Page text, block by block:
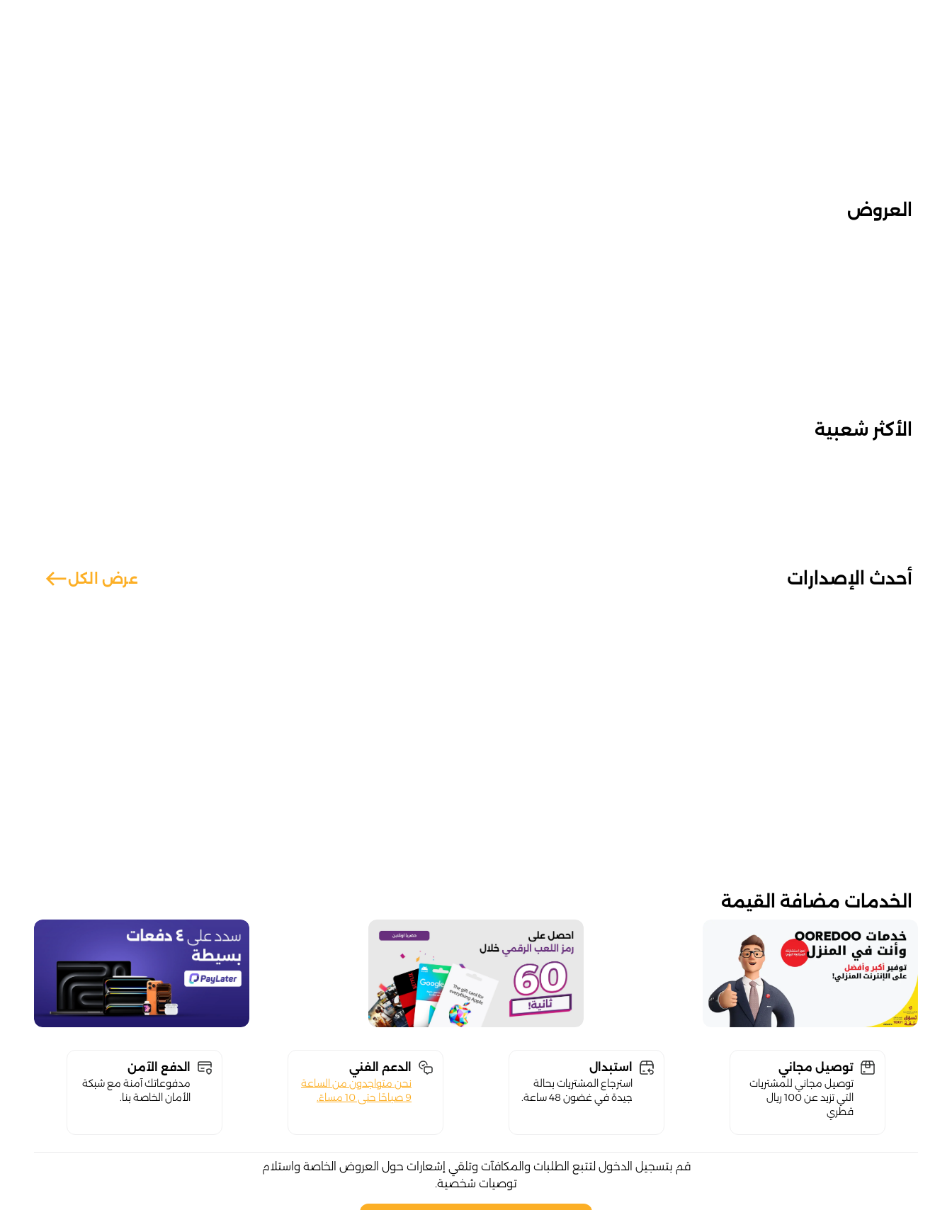
العروض
الأكثر شعبية
أحدث الإصدارات عرض الكلwest
الخدمات مضافة القيمة
توصيل مجاني
توصيل مجاني للمشتريات
التي تزيد عن 100 ريال
قطري
استبدال
استرجاع المشتريات بحالة
جيدة في غضون 48 ساعة.
الدعم الفني
نحن متواجدون من الساعة
9 صباحًا حتى 10 مساءً.
الدفع الآمن
مدفوعاتك آمنة مع شبكة
الأمان الخاصة بنا.
قم بتسجيل الدخول لتتبع الطلبات والمكافآت وتلقي إشعارات حول العروض الخاصة واستلام
توصيات شخصية.